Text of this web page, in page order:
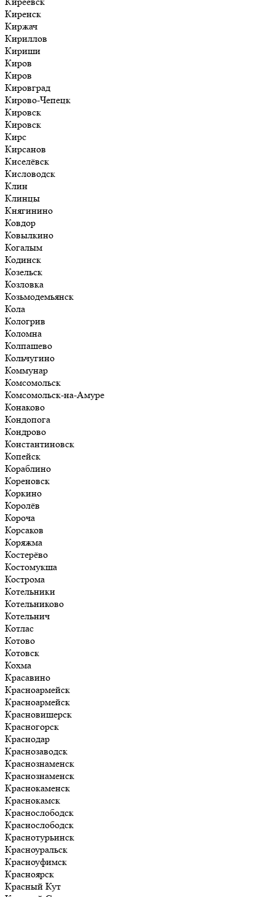
Киренск
Киржач
Кириллов
Кириши
Киров
Киров
Кировград
Кирово-Чепецк
Кировск
Кировск
Кирс
Кирсанов
Киселёвск
Кисловодск
Клин
Клинцы
Княгинино
Ковдор
Ковылкино
Когалым
Кодинск
Козельск
Козловка
Козьмодемьянск
Кола
Кологрив
Коломна
Колпашево
Кольчугино
Коммунар
Комсомольск
Комсомольск-на-Амуре
Конаково
Кондопога
Кондрово
Константиновск
Копейск
Кораблино
Кореновск
Коркино
Королёв
Короча
Корсаков
Коряжма
Костерёво
Костомукша
Кострома
Котельники
Котельниково
Котельнич
Котлас
Котово
Котовск
Кохма
Красавино
Красноармейск
Красноармейск
Красновишерск
Красногорск
Краснодар
Краснозаводск
Краснознаменск
Краснознаменск
Краснокаменск
Краснокамск
Краснослободск
Краснослободск
Краснотурьинск
Красноуральск
Красноуфимск
Красноярск
Красный Кут